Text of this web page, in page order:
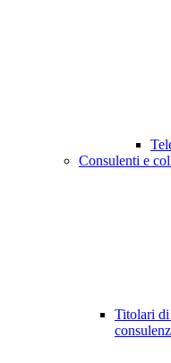
Consulenti e
Titolari